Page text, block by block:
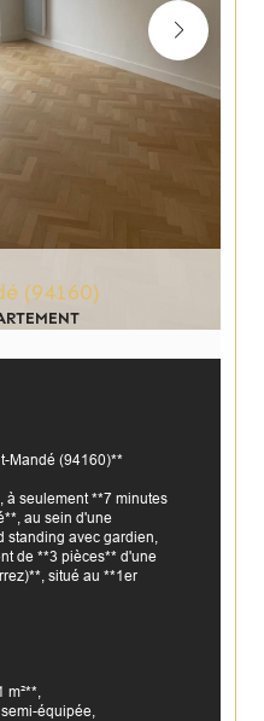
(94160)
à seulement **7 minutes
au sein d'une
standing avec gardien,
de **3 pièces** d'une
situé au **1er
m²**,
équipée,